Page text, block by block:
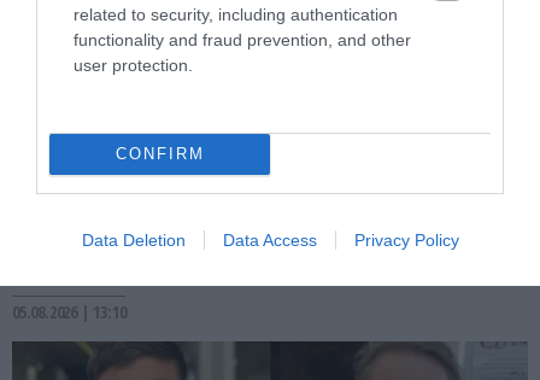
related to security, including authentication
functionality and fraud prevention, and other
user protection.
CONFIRM
Data Deletion Data Access Privacy Policy
PRONEWS.GR /ΕΣΩΤΕΡΙΚΗ ΑΣΦΑΛΕΙΑ
Εγκληματική ενέργεια ο θάνατος του
68χρονου στις Σέρρες: Τι έδειξε η
ιατροδικαστική εξέταση
05.08.2026 | 13:10